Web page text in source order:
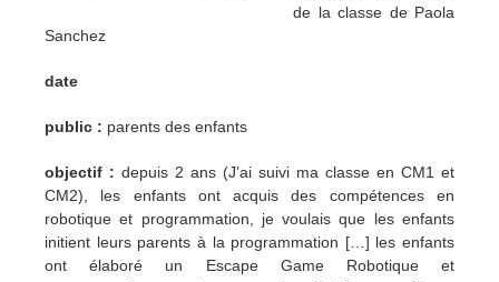
de la classe de Paola
Sanchez
date
public : parents des enfants
objectif : depuis 2 ans (J’ai suivi ma classe en CM1 et
CM2), les enfants ont acquis des compétences en
robotique et programmation, je voulais que les enfants
initient leurs parents à la programmation […] les enfants
ont élaboré un Escape Game Robotique et